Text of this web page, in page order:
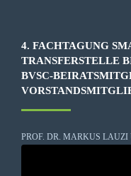
4. FACHTAGUNG
TRANSFERSTELLE
BVSC-
PROF. DR. MARKUS